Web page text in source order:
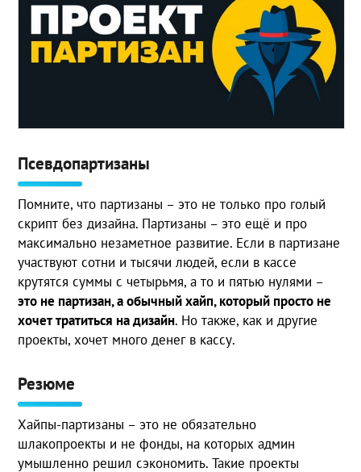
Псевдопартизаны
Помните, что партизаны – это не только про голый
скрипт без дизайна. Партизаны – это ещё и про
максимально незаметное развитие. Если в партизане
участвуют сотни и тысячи людей, если в кассе
крутятся суммы с четырьмя, а то и пятью нулями –
это не партизан, а обычный хайп, который просто не
хочет тратиться на дизайн. Но также, как и другие
проекты, хочет много денег в кассу.
Резюме
Хайпы-партизаны – это не обязательно
шлакопроекты и не фонды, на которых админ
умышленно решил сэкономить. Такие проекты